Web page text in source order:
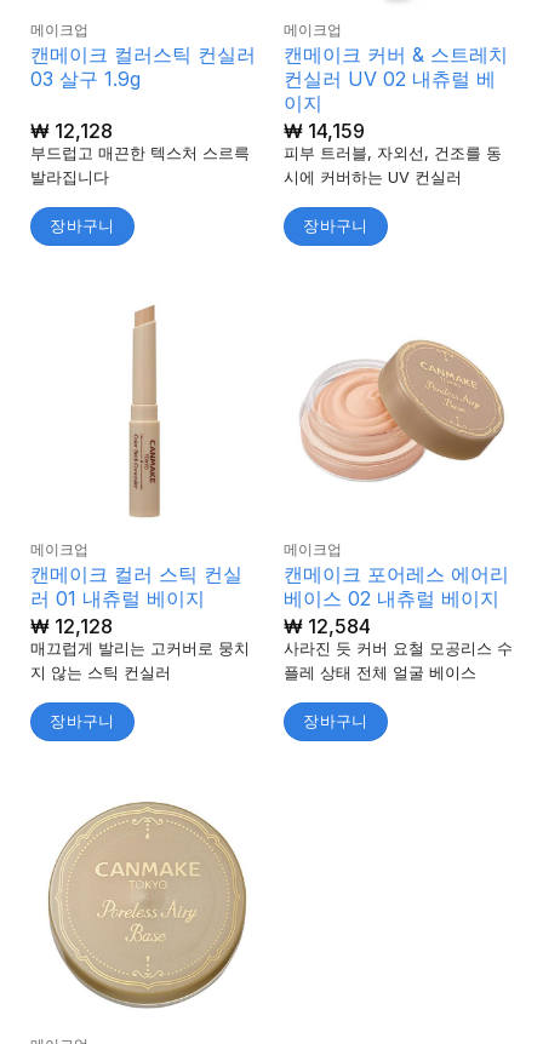
메이크업
캔메이크 컬러스틱 컨실러
03 살구 1.9g
₩12,128
부드럽고 매끈한 텍스처 스르륵
발라집니다
장바구니
메이크업
캔메이크 커버 & 스트레치
컨실러 UV 02 내츄럴 베
이지
₩14,159
피부 트러블, 자외선, 건조를 동
시에 커버하는 UV 컨실러
장바구니
메이크업
캔메이크 컬러 스틱 컨실
러 01 내츄럴 베이지
₩12,128
매끄럽게 발리는 고커버로 뭉치
지 않는 스틱 컨실러
장바구니
메이크업
캔메이크 포어레스 에어리
베이스 02 내츄럴 베이지
₩12,584
사라진 듯 커버 요철 모공리스 수
플레 상태 전체 얼굴 베이스
장바구니